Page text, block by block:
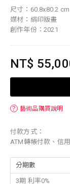
尺寸：60.8x80.2 cm
媒材：絹印版畫
創作年份：2021
NT$
？ 藝術品購買說明
付款方式：
ATM轉帳付款、信
分期數
3期 利率0%